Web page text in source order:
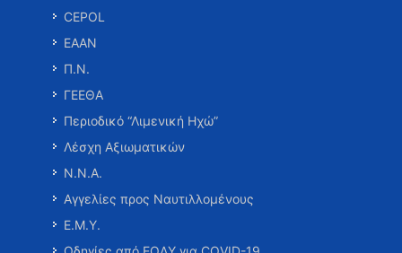
CEPOL
ΕΑΑΝ
Π.Ν.
ΓΕΕΘΑ
Περιοδικό “Λιμενική Ηχώ”
Λέσχη Αξιωματικών
Ν.Ν.Α.
Αγγελίες προς Ναυτιλλομένους
Ε.Μ.Υ.